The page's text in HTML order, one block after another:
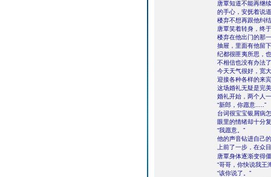
唐覃知道不能再继
的手心，安抚着说
楼弃不想再跟他纠
唐覃笑着转身，终
楼弃在他出门的那
抽屉，里面有他留
纪都很匪夷所思，
不相信也没有办法
今天天气很好，宽
迎接各种各样的来
这场婚礼无疑是完
婚礼开始，两个人
“新郎，你愿意.....”
台词很宝宝银屑病
眼里的情绪却十分
“我愿意。”
他的声音钻进自己
上前了一步，在众
唐覃身体逐渐变得
“哥哥，你快说我王
“该你说了。”